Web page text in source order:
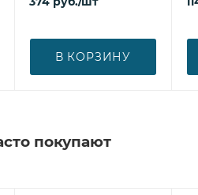
В КОРЗИНУ
покупают